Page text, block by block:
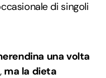
di singoli
una volta
ma la dieta